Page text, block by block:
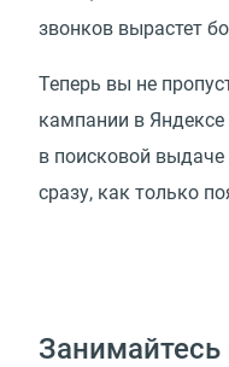
звонков вырастет
Теперь вы не
кампании в
в поисковой
сразу, как только
Занимайтесь